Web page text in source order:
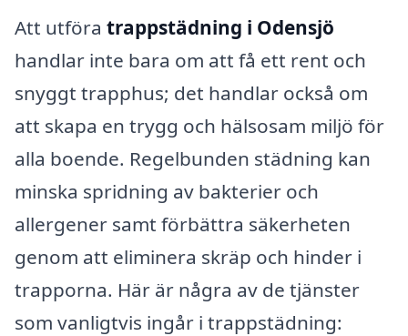
Att utföra trappstädning i Odensjö
handlar inte bara om att få ett rent och
snyggt trapphus; det handlar också om
att skapa en trygg och hälsosam miljö för
alla boende. Regelbunden städning kan
minska spridning av bakterier och
allergener samt förbättra säkerheten
genom att eliminera skräp och hinder i
trapporna. Här är några av de tjänster
som vanligtvis ingår i trappstädning: